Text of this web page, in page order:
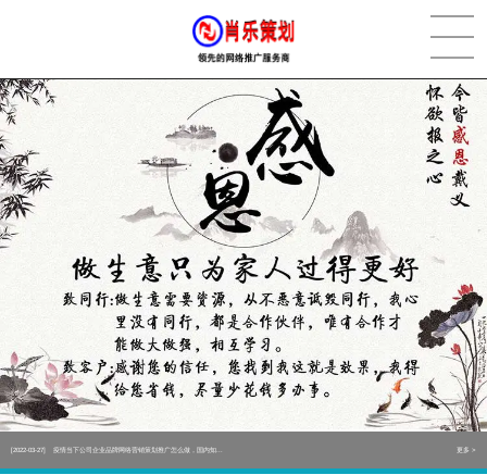
[2022-05-29] 实体门店如何做网络推广吸引客户，实体店网络营销技巧... 更多 >
[2022-05-04] 污水处理设备厂家产品如何做网络推广（污水处理项目网... 更多 >
[2022-03-27] 疫情当下公司企业品牌网络营销策划推广怎么做，国内知... 更多 >